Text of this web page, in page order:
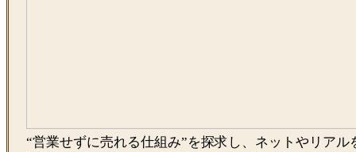
“営業せずに売れる仕組み”を探求し、ネットやリア